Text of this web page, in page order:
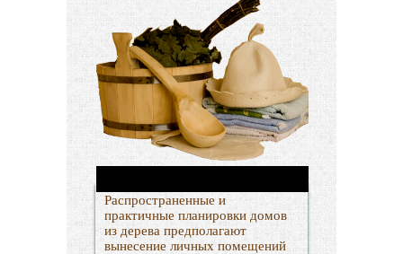
Распространенные и
практичные планировки домов
из дерева предполагают
вынесение личных помещений